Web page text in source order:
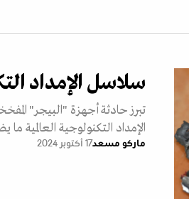
سلاسل الإمداد
تبرز حادثة أجهزة "البيجر"
الإمداد التكنولوجية العالمية
ماركو مسعد17 أكتوبر 2024